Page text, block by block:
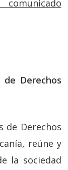
de Derechos
de Derechos
reúne y
la sociedad